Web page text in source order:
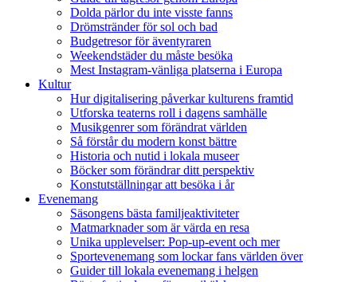
Dolda pärlor du inte visste fanns
Drömstränder för sol och bad
Budgetresor för äventyraren
Weekendstäder du måste besöka
Mest Instagram-vänliga platserna i Europa
Kultur
Hur digitalisering påverkar kulturens framtid
Utforska teaterns roll i dagens samhälle
Musikgenrer som förändrat världen
Så förstår du modern konst bättre
Historia och nutid i lokala museer
Böcker som förändrar ditt perspektiv
Konstutställningar att besöka i år
Evenemang
Säsongens bästa familjeaktiviteter
Matmarknader som är värda en resa
Unika upplevelser: Pop-up-event och mer
Sportevenemang som lockar fans världen över
Guider till lokala evenemang i helgen